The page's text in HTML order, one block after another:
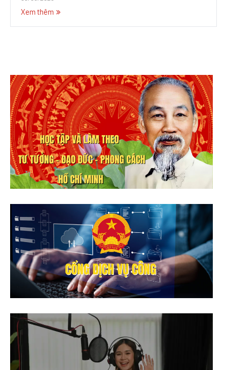
Xem thêm